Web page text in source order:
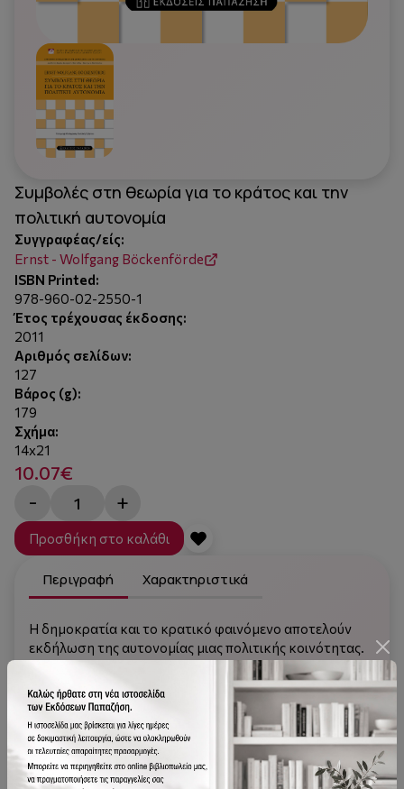
Συμβολές στη θεωρία για το κράτος και την
πολιτική αυτονομία
Συγγραφέας/είς:
Ernst - Wolfgang Böckenförde
ISBN Printed:
978-960-02-2550-1
Έτος τρέχουσας έκδοσης:
2011
Αριθμός σελίδων:
127
Βάρος (g):
179
Σχήμα:
14x21
10.07€
- +
Προσθήκη στο καλάθι
Περιγραφή Χαρακτηριστικά
Η δημοκρατία και το κρατικό φαινόμενο αποτελούν
εκδήλωση της αυτονομίας μιας πολιτικής κοινότητας.
Αν δώσει κάποιος βάση σε μια διαδεδομένη τα
τελευταία χρόνια εντύπωση, η δημοκρατία και το
κρατικό φαινόμενο είναι -ανεξάρτητα από πάγιες, αλλά
επιφανειακές παρατηρήσεις- εκτεθειμένα σε έναν
άνεμο που πνέει εναντίον τους. Αυτός ο αντίθετος
άνεμος δεν έρχεται ως μια θύελλα, παρά μάλλον σιγά
σιγά, αθόρυβα και σταθερά, και απειλεί να καταστήσει